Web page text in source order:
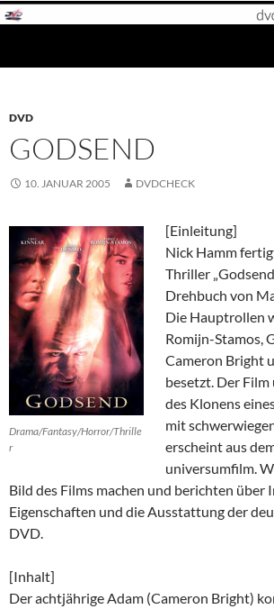
Zum
DVD
GODSEND
10. JANUAR 2005 DVDCHECK
Drama/Fantasy/Horror/Thrille
r
[Einleitung]
Nick Hamm
Thriller
Drehbuch von
Die Hauptrollen
Romijn-Stamos,
Cameron Bright
besetzt. Der
des Klonens
mit
erscheint aus
universumfilm.
Bild des Films machen und berichten über
Eigenschaften und die Ausstattung der
DVD.
[Inhalt]
Der achtjährige Adam (Cameron Bright)